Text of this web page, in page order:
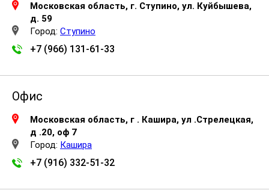
Московская область, г. Ступино, ул. Куйбышева,
д. 59
Город: Ступино
+7 (966) 131-61-33
Офис
Московская область, г . Кашира, ул .Стрелецкая,
д .20, оф 7
Город: Кашира
+7 (916) 332-51-32